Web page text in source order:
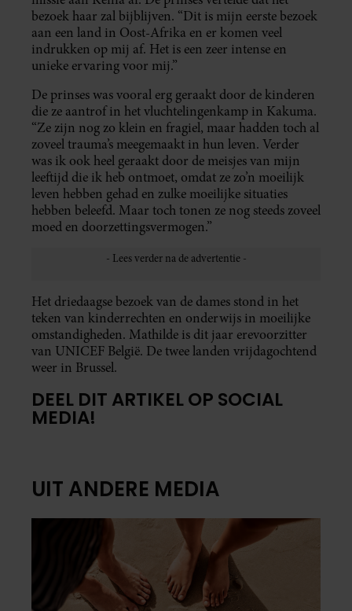
bezoek haar zal bijblijven. “Dit is mijn eerste bezoek
aan een land in Oost-Afrika en er komen veel
indrukken op mij af. Het is een zeer intense en
unieke ervaring voor mij.”
De prinses was vooral erg geraakt door de kinderen
die ze aantrof in het vluchtelingenkamp in Kakuma.
“Ze zijn nog zo klein en fragiel, maar hadden toch al
zoveel trauma’s meegemaakt in hun leven. Verder
was ik ook heel geraakt door de meisjes van mijn
leeftijd die ik heb ontmoet, omdat ze zo’n moeilijk
leven hebben gehad en zulke moeilijke situaties
hebben beleefd. Maar toch tonen ze nog steeds zoveel
moed en doorzettingsvermogen.”
Het driedaagse bezoek van de dames stond in het
teken van kinderrechten en onderwijs in moeilijke
omstandigheden. Mathilde is dit jaar erevoorzitter
van UNICEF België. De twee landen vrijdagochtend
weer in Brussel.
DEEL DIT ARTIKEL OP SOCIAL
MEDIA!
UIT ANDERE MEDIA